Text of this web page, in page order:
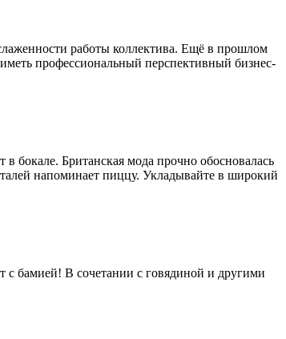
работы коллектива. Ещё в прошлом
профессиональный перспективный бизнес-
бокале. Британская мода прочно обосновалась
напоминает пиццу. Укладывайте в широкий
с бамией! В сочетании с говядиной и другими